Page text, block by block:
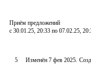
Приём предложений
с 30.01.25, 20:33 по 07.02.25,
5 Изменён 7 фев 2025.